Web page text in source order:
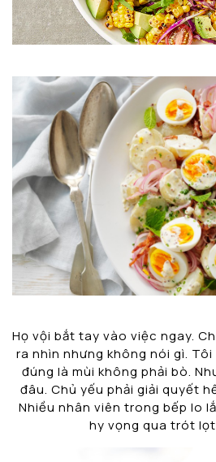
Họ vội bắt tay vào việc ngay.
ra nhìn nhưng không nói gì.
đúng là mùi không phải bò.
đâu. Chủ yếu phải giải quyết
Nhiều nhân viên trong bếp lo
hy vọng qua trót